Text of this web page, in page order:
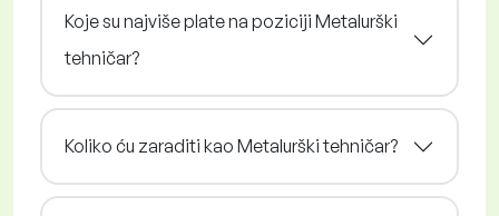
Koje su najviše plate na poziciji Metalurški
tehničar?
Koliko ću zaraditi kao Metalurški tehničar?